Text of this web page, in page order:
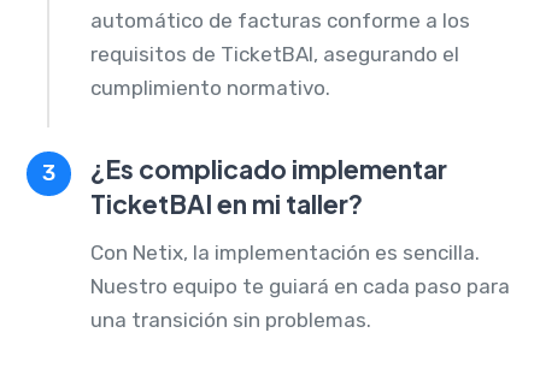
automático de facturas conforme a los
requisitos de TicketBAI, asegurando el
cumplimiento normativo.
3
¿Es complicado implementar
TicketBAI en mi taller?
Con Netix, la implementación es sencilla.
Nuestro equipo te guiará en cada paso para
una transición sin problemas.